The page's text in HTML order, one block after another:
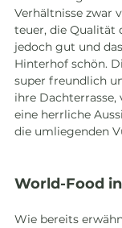
Verhältnisse zwar
teuer, die Qualität
jedoch gut und
Hinterhof schön.
super freundlich
ihre Dachterrasse,
eine herrliche
die umliegenden
World-Food
Wie bereits